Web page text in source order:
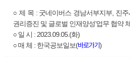
○ 제 목 : 굿네이버스 경남서부지부, 진
권리증진 및 글로벌 인재양성’업무 협약
○ 일 시 : 2023.09.05.(화)
○ 매 체 : 한국공보일보(바로가기)